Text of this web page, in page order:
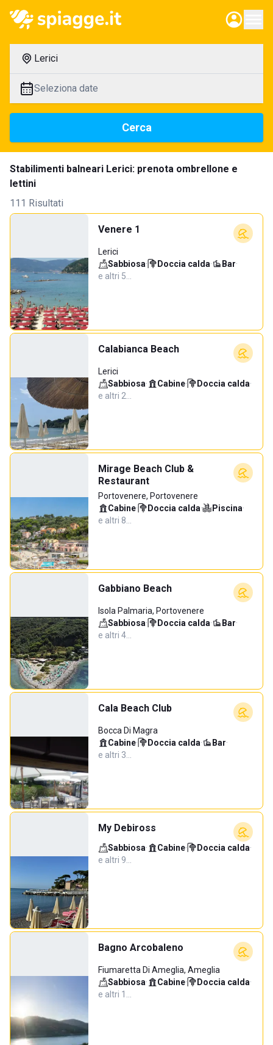
Lerici
Seleziona date
Cerca
Stabilimenti balneari Lerici: prenota ombrellone e
lettini
111 Risultati
Venere 1
Lerici
Sabbiosa· Doccia calda· Bar·
e altri 5…
Calabianca Beach
Lerici
Sabbiosa· Cabine· Doccia calda·
e altri 2…
Mirage Beach Club &
Restaurant
Portovenere, Portovenere
Cabine· Doccia calda· Piscina·
e altri 8…
Gabbiano Beach
Isola Palmaria, Portovenere
Sabbiosa· Doccia calda· Bar·
e altri 4…
Cala Beach Club
Bocca Di Magra
Cabine· Doccia calda· Bar·
e altri 3…
My Debiross
Sabbiosa· Cabine· Doccia calda·
e altri 9…
Bagno Arcobaleno
Fiumaretta Di Ameglia, Ameglia
Sabbiosa· Cabine· Doccia calda·
e altri 1…